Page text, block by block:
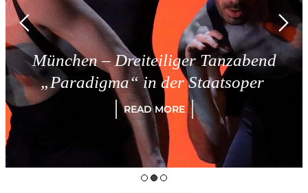
München – Dreiteiliger Tanzabend
„Paradigma“ in der Staatsoper
READ MORE